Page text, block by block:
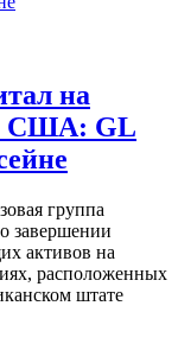
на
США: GL
группа
завершении
активов на
расположенных
штате